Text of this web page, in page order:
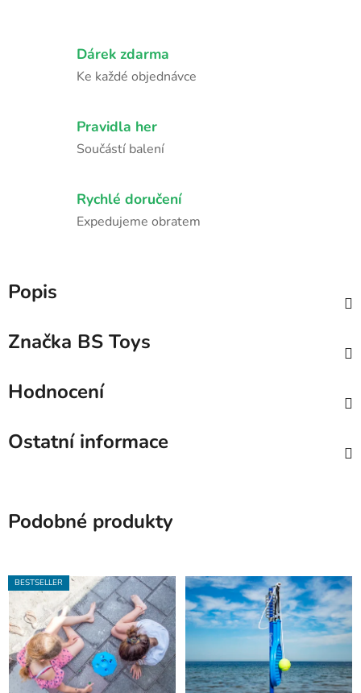
Dárek zdarma
Ke každé objednávce
Pravidla her
Součástí balení
Rychlé doručení
Expedujeme obratem
Popis
Značka BS Toys
Hodnocení
Ostatní informace
Podobné produkty
BESTSELLER